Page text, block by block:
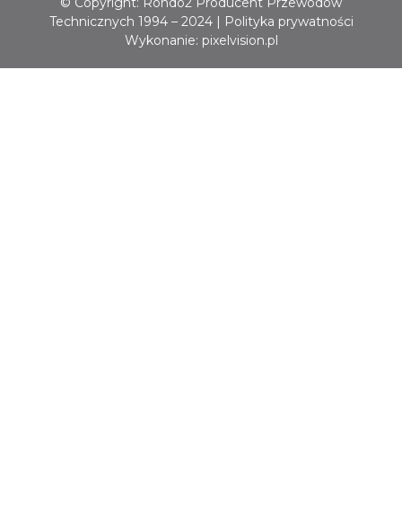
Technicznych 1994 – 2024 | Polityka prywatności
Wykonanie: pixelvision.pl